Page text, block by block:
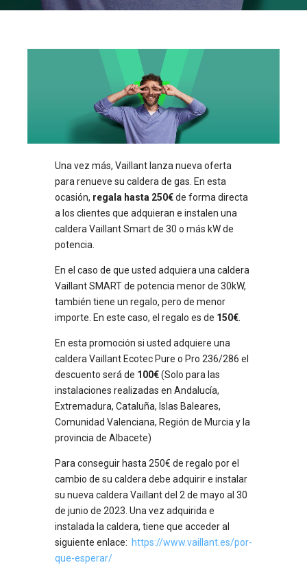
Una vez más, Vaillant lanza nueva oferta
para renueve su caldera de gas. En esta
ocasión, regala hasta 250€de forma directa
a los clientes que adquieran e instalen una
caldera Vaillant Smart de 30 o más kW de
potencia.
En el caso de que usted adquiera una caldera
Vaillant SMART de potencia menor de 30kW,
también tiene un regalo, pero de menor
importe. En este caso, el regalo es de 150€
En esta promoción si usted adquiere una
caldera Vaillant Ecotec Pure o Pro 236/286 el
descuento será de 100€(Solo para las
instalaciones realizadas en Andalucía,
Extremadura, Cataluña, Islas Baleares,
Comunidad Valenciana, Región de Murcia y la
provincia de Albacete)
Para conseguir hasta 250€ de regalo por el
cambio de su caldera debe adquirir e instalar
su nueva caldera Vaillant del 2 de mayo al 30
de junio de 2023. Una vez adquirida e
instalada la caldera, tiene que acceder al
siguiente enlace: https://www.vaillant.es/por-
que-esperar/